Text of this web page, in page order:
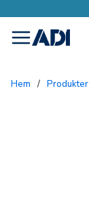
menu
Hem / Produkter